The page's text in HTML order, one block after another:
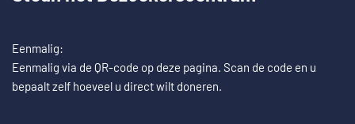
Eenmalig:
Eenmalig via de QR-code op deze pagina. Scan de code en u
bepaalt zelf hoeveel u direct wilt doneren.